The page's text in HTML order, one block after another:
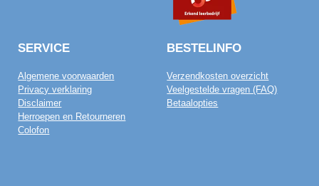
SERVICE
Algemene voorwaarden
Privacy verklaring
Disclaimer
Herroepen en Retourneren
Colofon
BESTELINFO
Verzendkosten overzicht
Veelgestelde vragen (FAQ)
Betaalopties